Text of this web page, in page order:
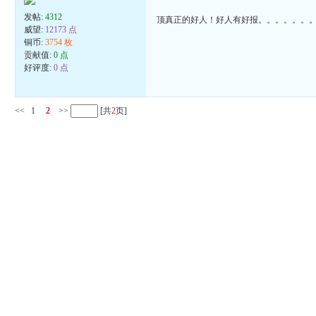
发帖:4312
威望: 12173 点
铜币:3754 枚
贡献值:0 点
好评度:0 点
顶真正的好人！好人有好报。。。。。。
<< 1 2 >> [共2页]